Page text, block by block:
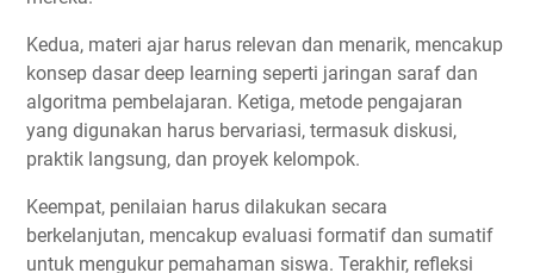
Kedua, materi ajar harus relevan dan menarik, mencakup
konsep dasar deep learning seperti jaringan saraf dan
algoritma pembelajaran. Ketiga, metode pengajaran
yang digunakan harus bervariasi, termasuk diskusi,
praktik langsung, dan proyek kelompok.
Keempat, penilaian harus dilakukan secara
berkelanjutan, mencakup evaluasi formatif dan sumatif
untuk mengukur pemahaman siswa. Terakhir, refleksi